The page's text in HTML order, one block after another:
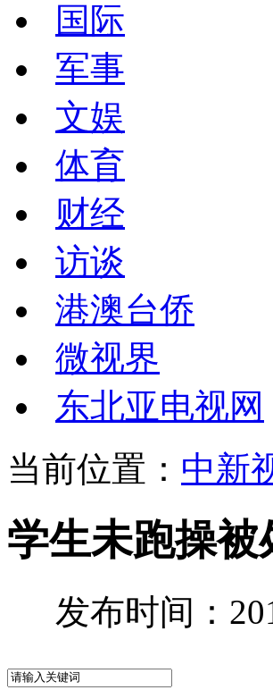
国际
军事
文娱
体育
财经
访谈
港澳台侨
微视界
东北亚电视网
当前位置： 中新
学生未跑操
发布时间：